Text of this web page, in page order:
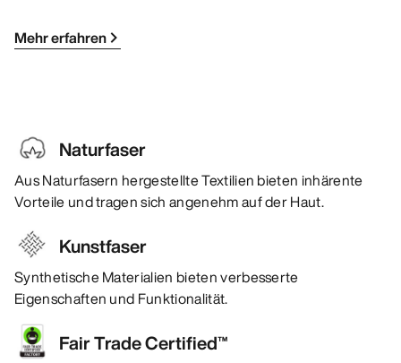
Mehr erfahren
Naturfaser
Aus Naturfasern hergestellte Textilien bieten inhärente
Vorteile und tragen sich angenehm auf der Haut.
Kunstfaser
Synthetische Materialien bieten verbesserte
Eigenschaften und Funktionalität.
Fair Trade Certified™